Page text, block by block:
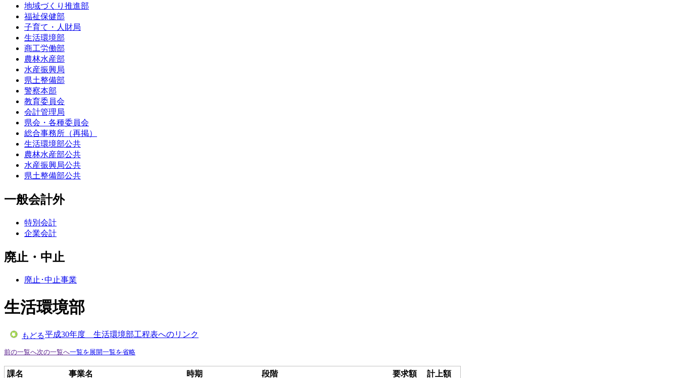
地域づくり推進部
福祉保健部
子育て・人財局
生活環境部
商工労働部
農林水産部
水産振興局
県土整備部
警察本部
教育委員会
会計管理局
県会・各種委員会
総合事務所（再掲）
生活環境部公共
農林水産部公共
水産振興局公共
県土整備部公共
一般会計外
特別会計
企業会計
廃止・中止
廃止･中止事業
生活環境部
もどる平成30年度 生活環境部工程表へのリンク
前の一覧へ次の一覧へ一覧を展開一覧を省略
課名 事業名 時期 段階 要求額
計上額